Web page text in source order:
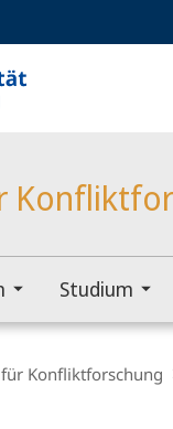
Studium
Konfliktforschung